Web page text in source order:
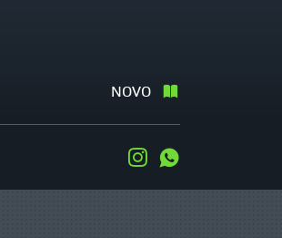
NOVO
Instagram